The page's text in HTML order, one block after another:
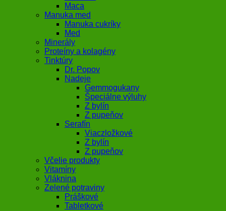
Maca
Manuka med
Manuka cukríky
Med
Minerály
Proteíny a kolagény
Tinktúry
Dr. Popov
Nadeje
Gemmogukany
Špeciálne výluhy
Z bylín
Z pupeňov
Serafín
Viaczložkové
Z bylín
Z pupeňov
Včelie produkty
Vitamíny
Vláknina
Zelené potraviny
Práškové
Tabletkové